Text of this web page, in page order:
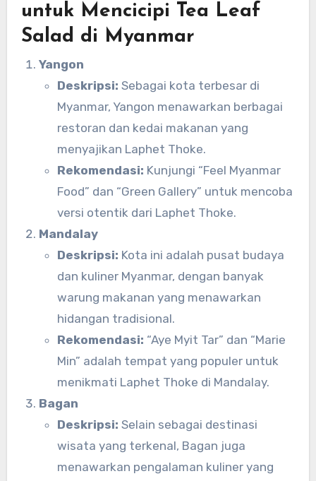
untuk Mencicipi Tea Leaf
Salad di Myanmar
Yangon
Deskripsi: Sebagai kota terbesar di
Myanmar, Yangon menawarkan berbagai
restoran dan kedai makanan yang
menyajikan Laphet Thoke.
Rekomendasi: Kunjungi “Feel Myanmar
Food” dan “Green Gallery” untuk mencoba
versi otentik dari Laphet Thoke.
Mandalay
Deskripsi: Kota ini adalah pusat budaya
dan kuliner Myanmar, dengan banyak
warung makanan yang menawarkan
hidangan tradisional.
Rekomendasi: “Aye Myit Tar” dan “Marie
Min” adalah tempat yang populer untuk
menikmati Laphet Thoke di Mandalay.
Bagan
Deskripsi: Selain sebagai destinasi
wisata yang terkenal, Bagan juga
menawarkan pengalaman kuliner yang